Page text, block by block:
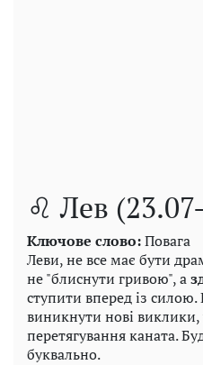
♌ Лев
Ключове слово:Повага
Леви, не все має бути
не "блиснути гривою", а
ступити вперед із
виникнути нові виклики,
перетягування каната.
буквально.